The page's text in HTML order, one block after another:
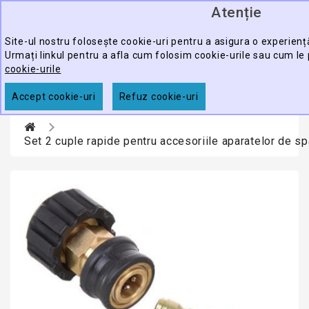
Atenție
Site-ul nostru folosește cookie-uri pentru a asigura o
Urmați linkul pentru a afla cum folosim cookie-urile sau cum
cookie-urile
Accept cookie-uri Refuz cookie-uri
ECHIPAMENTE
PROFESIONALE
ACCESORII
PROMOTII
Set 2 cuple rapide pentru accesoriile aparatelor de